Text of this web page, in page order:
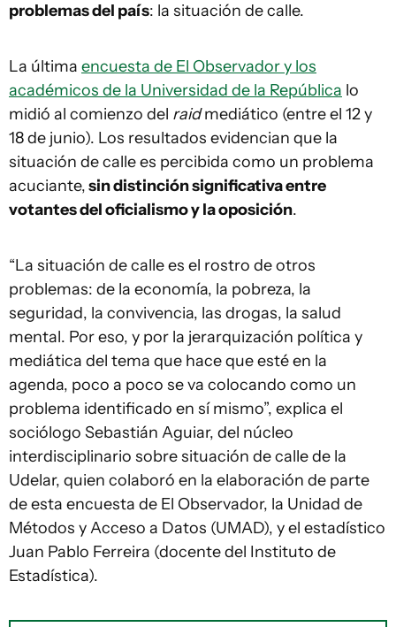
problemas del país: la situación de calle.
La última encuesta de El Observador y los
académicos de la Universidad de la República lo
midió al comienzo del raidmediático (entre el 12 y
18 de junio). Los resultados evidencian que la
situación de calle es percibida como un problema
acuciante,sin distinción significativa entre
votantes del oficialismo y la oposición.
“La situación de calle es el rostro de otros
problemas: de la economía, la pobreza, la
seguridad, la convivencia, las drogas, la salud
mental. Por eso, y por la jerarquización política y
mediática del tema que hace que esté en la
agenda, poco a poco se va colocando como un
problema identificado en sí mismo”, explica el
sociólogo Sebastián Aguiar, del núcleo
interdisciplinario sobre situación de calle de la
Udelar, quien colaboró en la elaboración de parte
de esta encuesta de El Observador, la Unidad de
Métodos y Acceso a Datos (UMAD), y el estadístico
Juan Pablo Ferreira (docente del Instituto de
Estadística).